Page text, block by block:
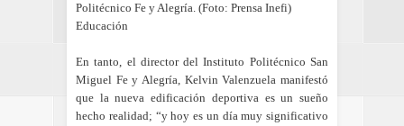
Politécnico Fe y Alegría. (Foto: Prensa Inefi)
Educación
En tanto, el director del Instituto Politécnico San
Miguel Fe y Alegría, Kelvin Valenzuela manifestó
que la nueva edificación deportiva es un sueño
hecho realidad; “y hoy es un día muy significativo